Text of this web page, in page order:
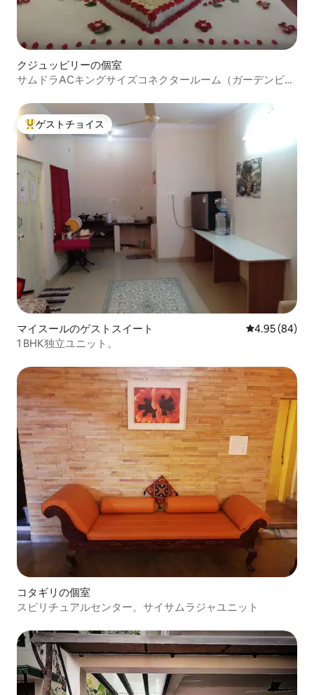
クジュッピリーの個室
サムドラACキングサイズコネクタールーム（ガーデンビュ
大好評のゲストチョイスです。
ゲストチョイス
マイスールのゲストスイート レビュー84
4.95 (84)
1 BHK独立ユニット。
コタギリの個室
スピリチュアルセンター。サイサムラジャユニット